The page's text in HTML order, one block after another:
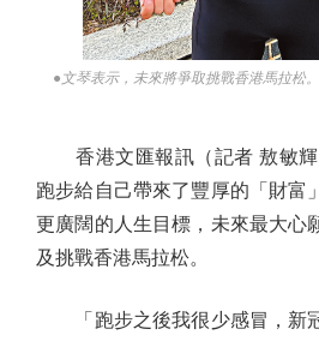
●文琴表示，未來將爭取挑戰香港馬拉松
香港文匯報訊（記者 敖敏輝
跑步給自己帶來了豐厚的「財富
更廣闊的人生目標，未來最大心
及挑戰香港馬拉松。
「跑步之後我很少感冒，新